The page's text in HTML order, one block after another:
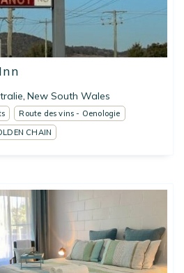
New South Wales
Route des vins - Oenologie
CHAIN